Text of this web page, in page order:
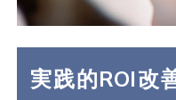
実践的ROI改